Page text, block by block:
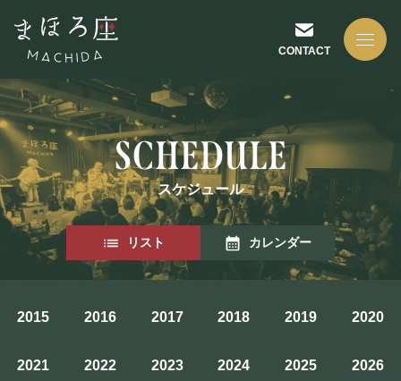
CONTACT
NEWS
お知らせ
ABOUT US
まほろ座について
スケジュール
リスト カレンダー
2015 2016 2017 2018 2019 2020
2021 2022 2023 2024 2025 2026